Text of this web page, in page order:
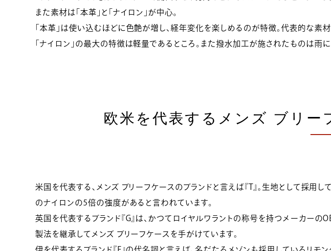
また素材は「本革」と「ナイロン」が中心。
「本革」は使い込むほどに色艶が増し、経年変化を楽しめるのが特徴。代表的な素材
「ナイロン」の最大の特徴は軽量であるところ。また撥水加工が施されたものは雨
欧米を代表するメンズ ブリー
米国を代表する、メンズ ブリーフケースのブランドと言えば『T』。生地として採用
のナイロンの5倍の強度があると言われています。
英国を代表するブランド『G』は、かつてロイヤルワラントの称号を持つメーカー
製法を継承してメンズ ブリーフケースを手がけています。